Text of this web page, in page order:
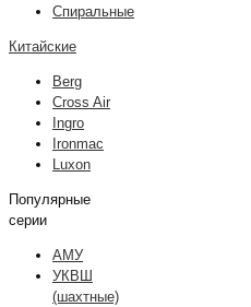
Спиральные
Китайские
Berg
Cross Air
Ingro
Ironmac
Luxon
Популярные
серии
АМУ
УКВШ
(шахтные)